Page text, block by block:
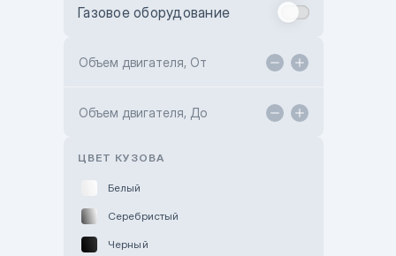
Toyota Kokshetau
Hyundai ShymCity
Газовое оборудование
Объем двигателя, От
Объем двигателя, До
ЦВЕТ КУЗОВА
Белый
Серебристый
Черный